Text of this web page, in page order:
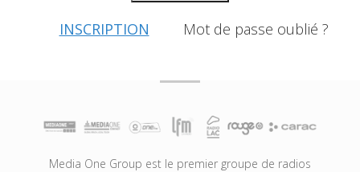
INSCRIPTION Mot de passe oublié ?
Media One Group est le premier groupe de radios